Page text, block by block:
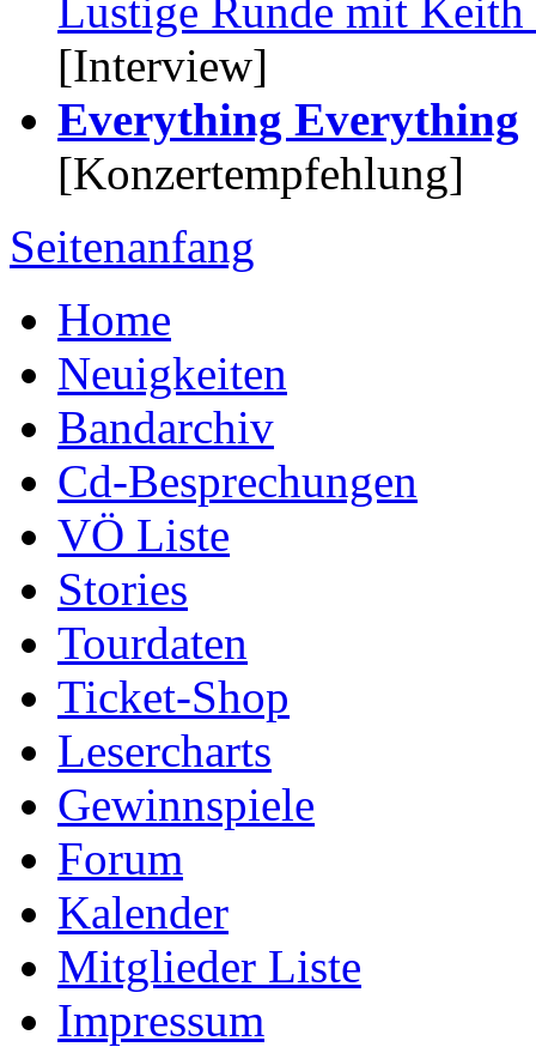
Lustige Runde mit
[Interview]
Everything Everything
[Konzertempfehlung]
Seitenanfang
Home
Neuigkeiten
Bandarchiv
Cd-Besprechungen
VÖ Liste
Stories
Tourdaten
Ticket-Shop
Lesercharts
Gewinnspiele
Forum
Kalender
Mitglieder Liste
Impressum